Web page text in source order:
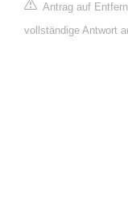
Antrag auf
vollständige Antwort